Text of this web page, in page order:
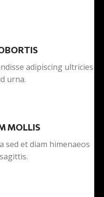
adipiscing ultricies
urna.
MOLLIS
sed et diam himenaeos